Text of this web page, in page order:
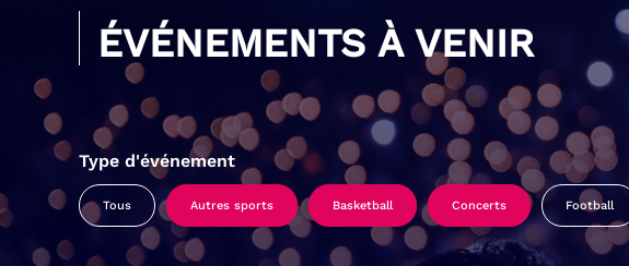
ÉVÉNEMENTS À VENIR
Type d'événement
Tous Autres sports Basketball Concerts Football